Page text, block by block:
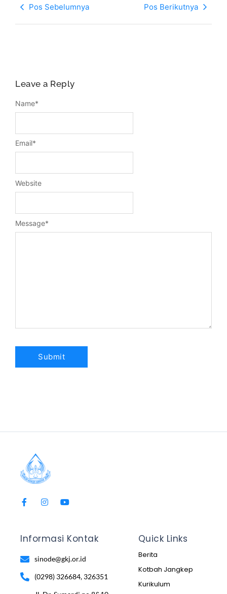
Pos Sebelumnya Pos Berikutnya
Leave a Reply
Message*
Name*
Email*
Website
Informasi Kontak
sinode@gkj.or.id
(0298) 326684, 326351
Quick Links
Berita
Kotbah Jangkep
Kurikulum